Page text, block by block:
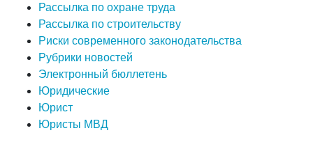
Рассылка по охране труда
Рассылка по строительству
Риски современного законодательства
Рубрики новостей
Электронный бюллетень
Юридические
Юрист
Юристы МВД